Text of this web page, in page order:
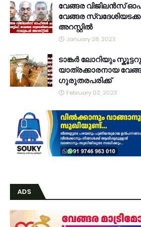
വേങ്ങര വിജിലൻസ്
വേങ്ങര
അറസ്റ്റിൽ
January 28, 2023
ടാങ്കർ ലോറിയും
യാത്രക്കാരനായ
ഗുരുതരപരിക്ക്
February 02, 2023
ADS